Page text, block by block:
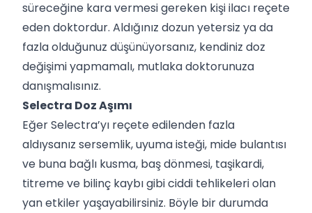
süreceğine kara vermesi gereken kişi ilacı reçete
eden doktordur. Aldığınız dozun yetersiz ya da
fazla olduğunuz düşünüyorsanız, kendiniz doz
değişimi yapmamalı, mutlaka doktorunuza
danışmalısınız.
Selectra Doz Aşımı
Eğer Selectra’yı reçete edilenden fazla
aldıysanız sersemlik, uyuma isteği, mide bulantısı
ve buna bağlı kusma, baş dönmesi, taşikardi,
titreme ve bilinç kaybı gibi ciddi tehlikeleri olan
yan etkiler yaşayabilirsiniz. Böyle bir durumda